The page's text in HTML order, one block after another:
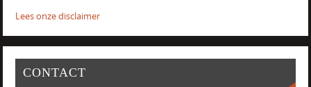
Lees onze disclaimer
CONTACT